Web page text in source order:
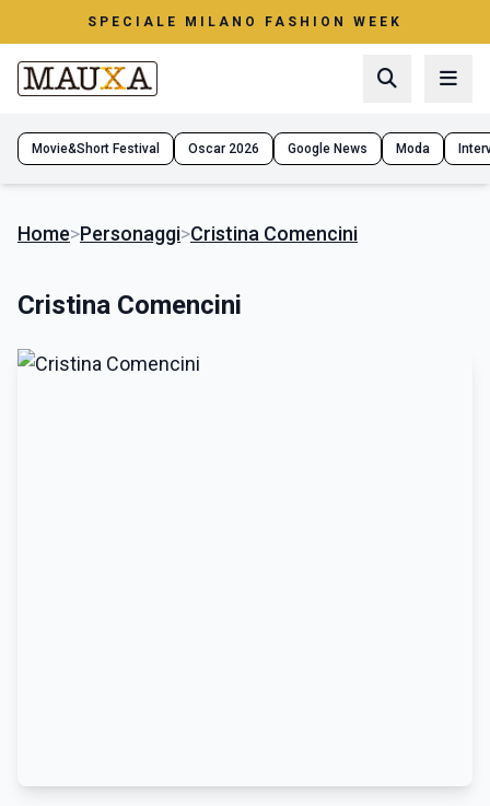
SPECIALE MILANO FASHION WEEK
Movie&Short Festival Oscar 2026 Google News Moda
Home>Personaggi>Cristina Comencini
Cristina Comencini